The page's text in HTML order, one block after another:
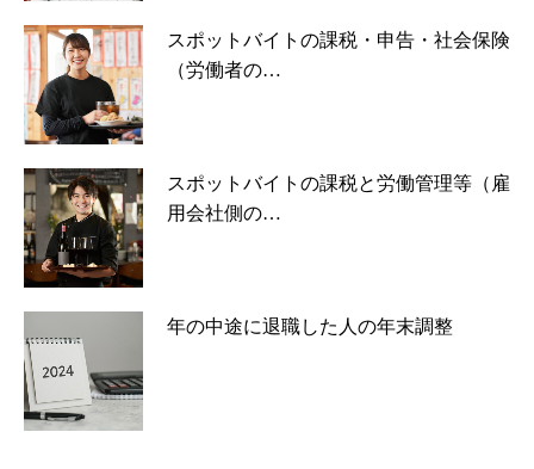
スポットバイトの課税・申告・社会保険
（労働者の…
スポットバイトの課税と労働管理等（雇
用会社側の…
年の中途に退職した人の年末調整